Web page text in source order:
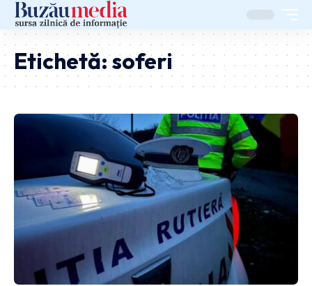
Etichetă:soferi